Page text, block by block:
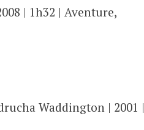
| 1h32 | Aventure,
Waddington | 2001 |